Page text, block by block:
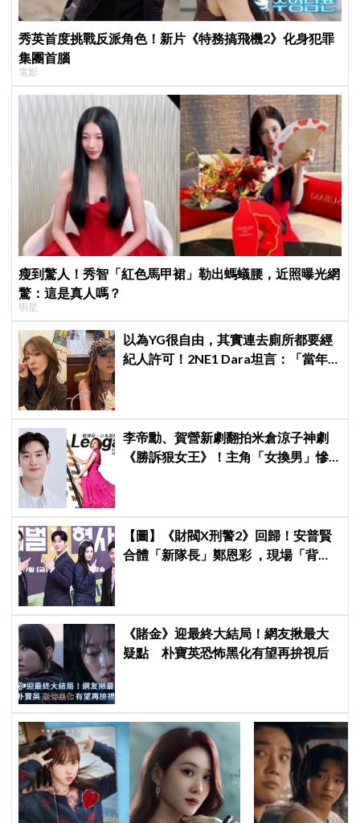
秀英首度挑戰反派角色！新片《特務搞飛機2》化身犯罪
集團首腦
電影
瘦到驚人！秀智「紅色馬甲裙」勒出螞蟻腰，近照曝光網
驚：這是真人嗎？
明星
以為YG很自由，其實連去廁所都要經
紀人許可！2NE1 Dara坦言：「當年
李帝勳、賀營新劇翻拍米倉涼子神劇
《勝訴狠女王》！主角「女換男」慘
【圖】《財閥X刑警2》回歸！安普賢
合體「新隊長」鄭恩彩 ，現場「背靠
《賭金》迎最終大結局！網友揪最大
疑點 朴寶英恐怖黑化有望再拚視后